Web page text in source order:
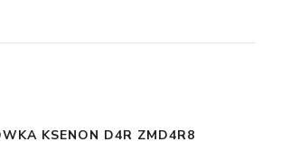
KSENON D4R ZMD4R8